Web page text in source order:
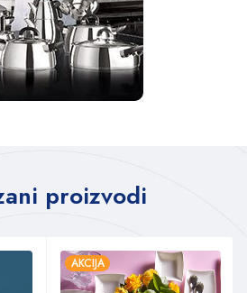
proizvodi
AKCIJA